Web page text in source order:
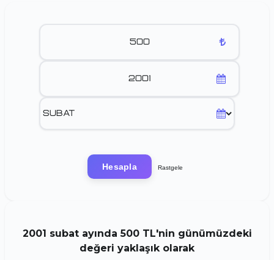
Hesapla Rastgele
2001 subatayında500 TL'nin günümüzdeki
değeri yaklaşık olarak